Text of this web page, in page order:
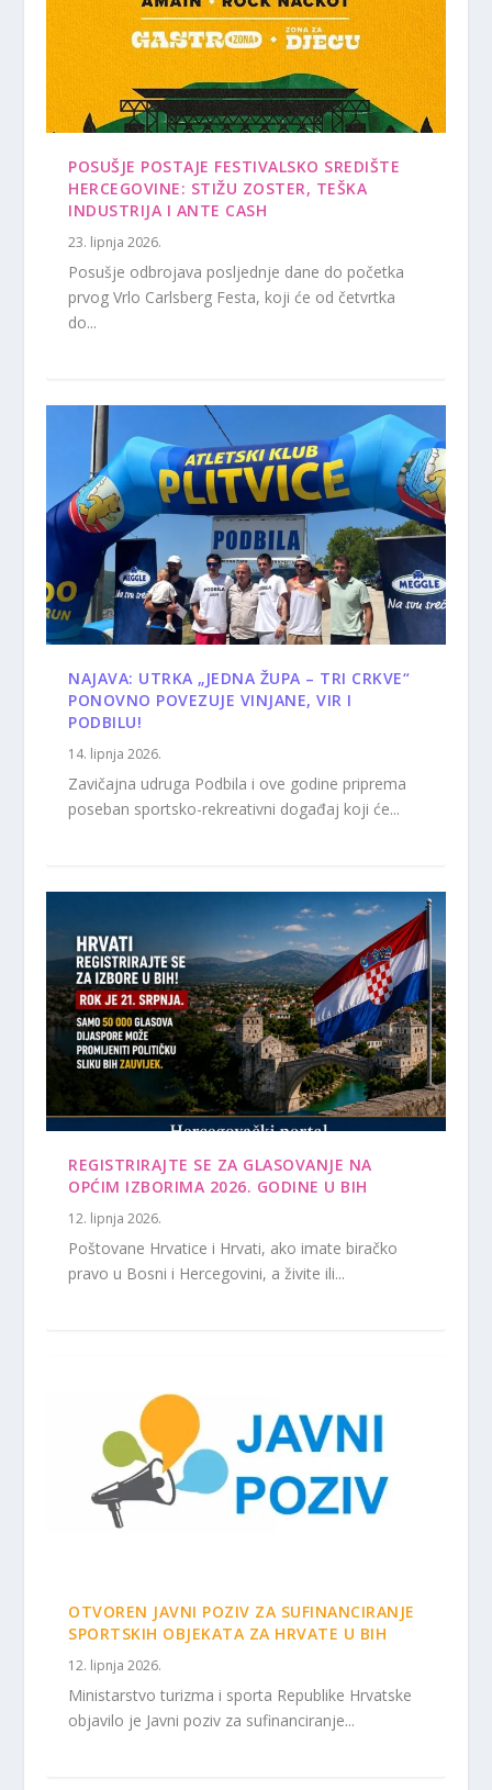
POSUŠJE POSTAJE FESTIVALSKO SREDIŠTE
HERCEGOVINE: STIŽU ZOSTER, TEŠKA
INDUSTRIJA I ANTE CASH
23. lipnja 2026.
Posušje odbrojava posljednje dane do početka
prvog Vrlo Carlsberg Festa, koji će od četvrtka
do...
NAJAVA: UTRKA „JEDNA ŽUPA – TRI CRKVE“
PONOVNO POVEZUJE VINJANE, VIR I
PODBILU!
14. lipnja 2026.
Zavičajna udruga Podbila i ove godine priprema
poseban sportsko-rekreativni događaj koji će...
REGISTRIRAJTE SE ZA GLASOVANJE NA
OPĆIM IZBORIMA 2026. GODINE U BIH
12. lipnja 2026.
Poštovane Hrvatice i Hrvati, ako imate biračko
pravo u Bosni i Hercegovini, a živite ili...
OTVOREN JAVNI POZIV ZA SUFINANCIRANJE
SPORTSKIH OBJEKATA ZA HRVATE U BIH
12. lipnja 2026.
Ministarstvo turizma i sporta Republike Hrvatske
objavilo je Javni poziv za sufinanciranje...